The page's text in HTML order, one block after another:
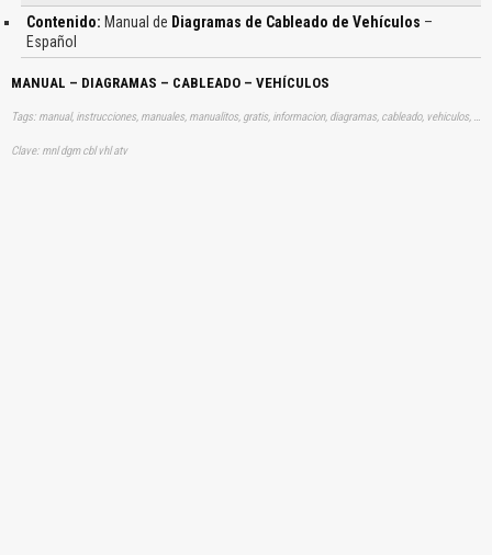
Contenido: Manual de Diagramas de Cableado de Vehículos –
Español
MANUAL – DIAGRAMAS – CABLEADO – VEHÍCULOS
Tags: manual, instrucciones, manuales, manualitos, gratis, informacion, diagramas, cableado, vehiculos, aprender, descargas
Clave: mnl dgm cbl vhl atv